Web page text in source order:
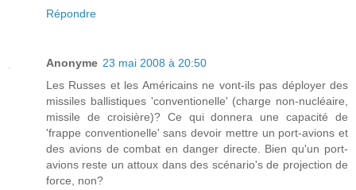
Répondre
Anonyme 23 mai 2008 à 20:50
Les Russes et les Américains ne vont-ils pas déployer des
missiles ballistiques 'conventionelle' (charge non-nucléaire,
missile de croisière)? Ce qui donnera une capacité de
'frappe conventionelle' sans devoir mettre un port-avions et
des avions de combat en danger directe. Bien qu'un port-
avions reste un attoux dans des scénario's de projection de
force, non?